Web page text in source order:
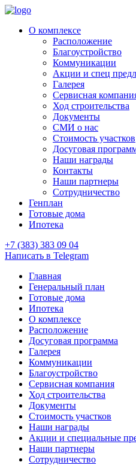
О комплексе
Расположение
Благоустройство
Коммуникации
Акции и спец
Галерея
Сервисная
Ход строительства
Документы
СМИ о нас
Стоимость участков
Досуговая
Наши награды
Контакты
Наши партнеры
Сотрудничество
Генплан
Готовые дома
Ипотека
+7 (383) 383 09 04
Написать в Telegram
Главная
Генеральный план
Готовые дома
Ипотека
О комплексе
Расположение
Досуговая программа
Галерея
Коммуникации
Благоустройство
Сервисная компания
Ход строительства
Документы
Стоимость участков
Наши награды
Акции и специальные
Наши партнеры
Сотрудничество